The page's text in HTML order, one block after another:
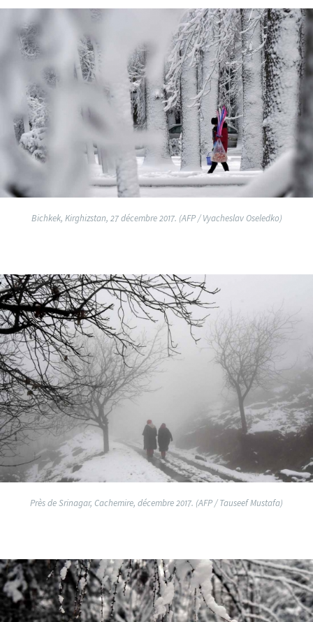
Bichkek, Kirghizstan, 27 décembre 2017. (AFP / Vyacheslav Oseledko)
Près de Srinagar, Cachemire, décembre 2017. (AFP / Tauseef Mustafa)